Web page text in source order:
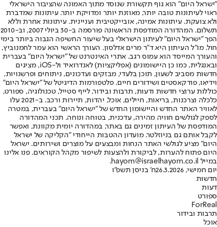
"ישראל היום" הוא גוף תקשורת שנוסד מתוך האמונה שהציבור הישראלי
ראוי לעיתונות טובה יותר, מאוזנת יותר ומדויקת יותר. עיתונות שמדברת
ולא צועקת. עיתונות אמינה, אובייקטיבית ועניינית. עיתונות אחרת וללא
תשלום. המהדורה המודפסת הראשונה פורסמה ב-30 ביולי 2007, וב-2010
הפך "ישראל היום" לעיתון הישראלי בעל שיעור החשיפה הגבוה ביותר בימי
חול. מו"ל העיתון היא ד"ר מרים אדלסון. העורך הראשי הוא עמר לחמנוביץ,
והעורך המייסד הוא עמוס רגב. אתרי האינטרנט של "ישראל היום" בעברית
ובאנגלית, כמו כן היישומונים (אפליקציות) לאנדרואיד ול-iOS, מציגים
חדשות מסביב לשעון, תוכן בלעדי, מבזקים ועדכונים, ניתוחים ופרשנויות,
וידיאו, פודקאסטים ושידורים חיים. פלטפורמות הדיגיטל של "ישראל היום"
כוללות ערוצי חדשות ודעות, תרבות ובידור, לייף סטייל, טכנולוגיה, ספורט,
כלכלה וצרכנות, בריאות, חיילים, אוכל, יהדות, תיירות ורכב. ב-2021 עלו
לאוויר האתר החדש והיישומון החדש של "ישראל היום" בעברית, במטרה
לספק לגולשים חוויה מהירה, עדכנית, בטוחה ונוחה. תכני המהדורה
המודפסת של העיתון זמינים גם באתר, במהדורה יומית מקוונת, ואפשר
לקבל אותם גם בניוזלטר. מועדון ההטבות הייחודי "הקליקה של ישראל
היום" מציע לגולשי האתר הנחות ומבצעים על מוצרים ושירותים. ישראל
היום פתוח להערות, לביקורת ולהצעות לשיפור מקהל הקוראים. פנו אלינו
במייל hayom@israelhayom.co.il.
יום חמישי, 26.3.2026
ח' בניסן תשפ"ו
חדשות
דעות
ספורט
ForReal
תרבות ובידור
אוכל